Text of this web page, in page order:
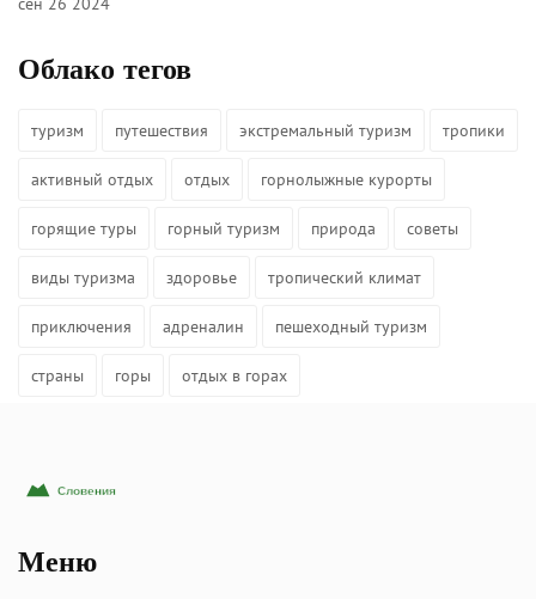
Облако тегов
туризм путешествия экстремальный туризм тропики
активный отдых отдых горнолыжные курорты
горящие туры горный туризм природа советы
виды туризма здоровье тропический климат
приключения адреналин пешеходный туризм
страны горы отдых в горах
Меню